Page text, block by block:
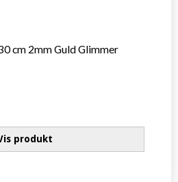
cm 2mm Guld Glimmer
produkt